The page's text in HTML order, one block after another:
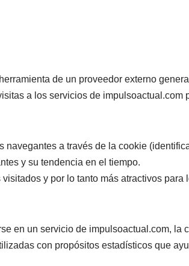
de un proveedor externo
a los servicios de
a través de la cookie
y su tendencia en el tiempo.
y por lo tanto más atractivos
en un servicio de impulsoactual.com,
con propósitos estadísticos que